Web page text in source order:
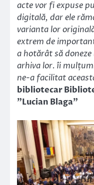
acte vor fi expuse
digitală, dar ele
varianta lor
extrem de
a hotărât să
arhiva lor. îi
ne-a facilitat
bibliotecar
”Lucian Blaga”